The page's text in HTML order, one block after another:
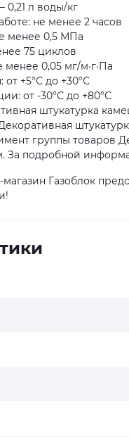
0,21 л воды/кг
не менее 2 часов
менее 0,5 МПа
75 циклов
0,05 мг/м·г·Па
+5°С до +30°С
от -30°С до +80°С
штукатурка
группы товаров
За подробной
Газоблок